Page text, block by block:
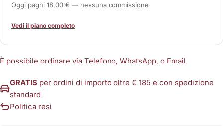
Oggi paghi 18,00 € — nessuna commissione
Vedi il piano completo
È possibile ordinare via Telefono, WhatsApp, o Email.
GRATIS per ordini di importo oltre € 185 e con spedizione
standard
Politica resi